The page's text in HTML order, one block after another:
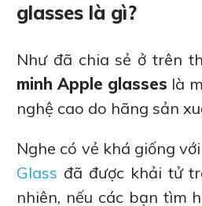
glasses là gì?
Như đã chia sẻ ở trên
minh Apple glasses là
nghệ cao do hãng sản
Nghe có vẻ khá giống
Glass đã được khải tử
nhiên, nếu các bạn tìm